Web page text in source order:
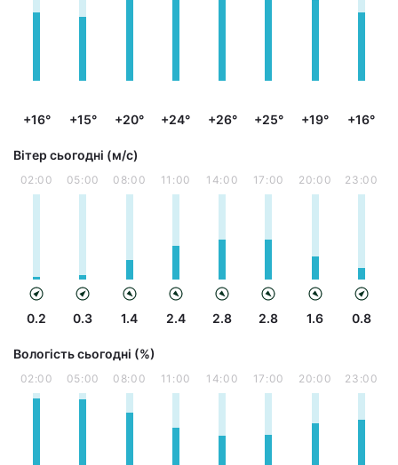
+16° +15° +20° +24° +26° +25° +19° +16°
Вітер сьогодні (м/с)
02:00
0.2
05:00
0.3
08:00
1.4
11:00
2.4
14:00
2.8
17:00
2.8
20:00
1.6
23:00
0.8
Вологість сьогодні (%)
02:00 05:00 08:00 11:00 14:00 17:00 20:00 23:00